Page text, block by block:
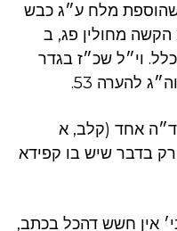
שהוספת מלח ע״ג כבש
מחולין פג, ב
וי״ל שכ״ז בגדר
להערה 53.
ד״ה אחד (קלב, א
בדבר שיש בו קפידא
אין חשש דהכל בכתב,